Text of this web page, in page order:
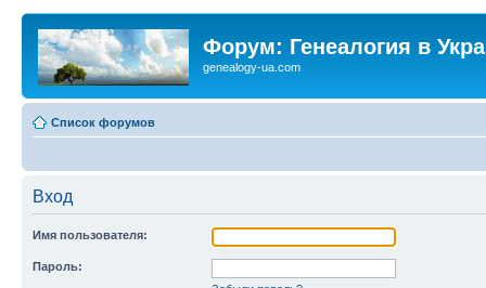
Форум: Генеалогия в
genealogy-ua.com
Список форумов
Вход
Имя пользователя:
Пароль: